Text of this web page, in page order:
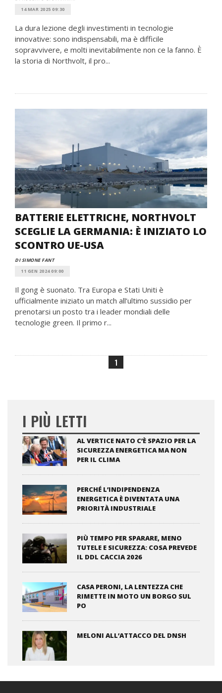
14 MAR 2025 09:30
La dura lezione degli investimenti in tecnologie
innovative: sono indispensabili, ma è difficile
sopravvivere, e molti inevitabilmente non ce la fanno. È
la storia di Northvolt, il pro...
BATTERIE ELETTRICHE, NORTHVOLT
SCEGLIE LA GERMANIA: È INIZIATO LO
SCONTRO UE-USA
DI SIMONE FANT
11 GEN 2024 09:00
Il gong è suonato. Tra Europa e Stati Uniti è
ufficialmente iniziato un match all’ultimo sussidio per
prenotarsi un posto tra i leader mondiali delle
tecnologie green. Il primo r...
1
I PIÙ LETTI
AL VERTICE NATO C’È SPAZIO PER LA
SICUREZZA ENERGETICA MA NON
PER IL CLIMA
PERCHÉ L’INDIPENDENZA
ENERGETICA È DIVENTATA UNA
PRIORITÀ INDUSTRIALE
PIÙ TEMPO PER SPARARE, MENO
TUTELE E SICUREZZA: COSA PREVEDE
IL DDL CACCIA 2026
CASA PERONI, LA LENTEZZA CHE
RIMETTE IN MOTO UN BORGO SUL
PO
MELONI ALL’ATTACCO DEL DNSH